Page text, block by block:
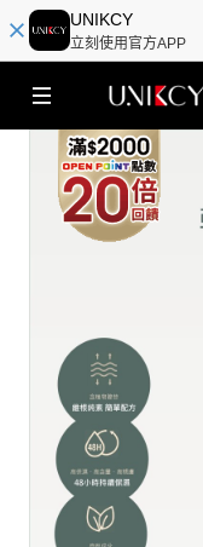
UNIKCY
立刻使用官方APP